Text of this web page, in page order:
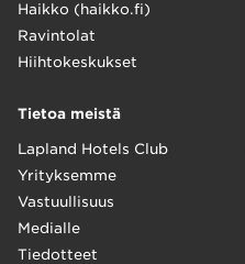
Haikko (haikko.fi)
Ravintolat
Hiihtokeskukset
Tietoa meistä
Lapland Hotels Club
Yrityksemme
Vastuullisuus
Medialle
Tiedotteet